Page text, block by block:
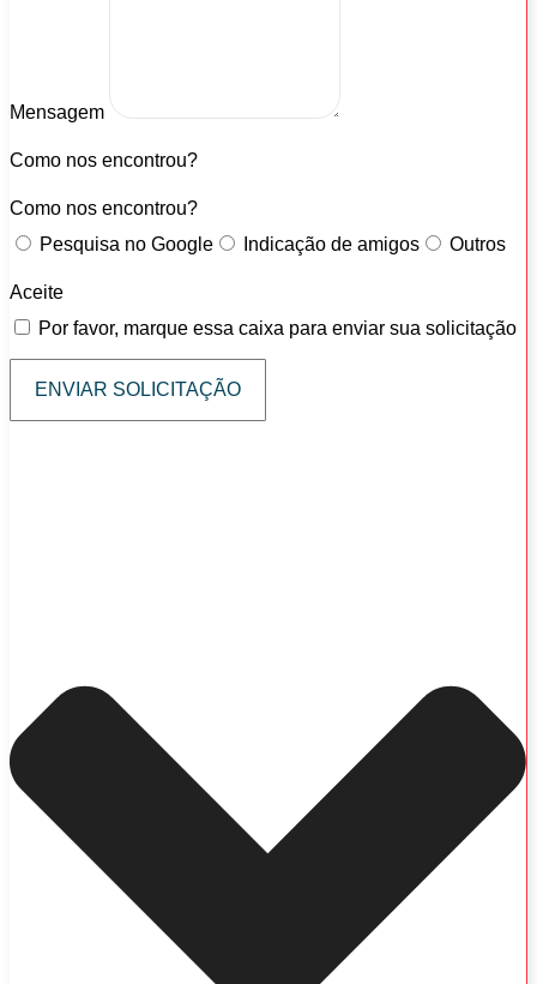
Mensagem
Como nos encontrou?
Como nos encontrou?
Pesquisa no Google
Indicação de amigos Outros
Aceite
Por favor, marque essa caixa para enviar sua solicitação
ENVIAR SOLICITAÇÃO